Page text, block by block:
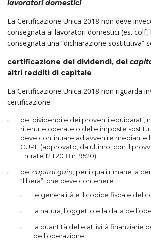
lavoratori domestici
La Certificazione Unica 2018 non deve
consegnata ai lavoratori domestici (es. colf,
consegnata una “dichiarazione sostitutiva”
certificazione dei dividendi, dei
altri redditi di capitale
La Certificazione Unica 2018 non riguarda
certificazione:
dei dividendi e dei proventi equiparati,
ritenute operate o delle imposte
deve continuare ad avvenire mediante
CUPE (approvato, da ultimo, con il
Entrate 12.1.2018 n. 9520);
deicapital gain, per i quali rimane la
“libera”, che deve contenere:
le generalità e il codice fiscale del
la natura, l’oggetto e la data
la quantità delle attività finanziarie
dell’operazione;